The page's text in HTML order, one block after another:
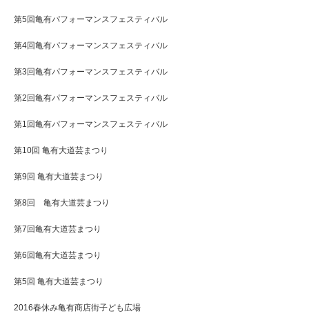
第5回亀有パフォーマンスフェスティバル
第4回亀有パフォーマンスフェスティバル
第3回亀有パフォーマンスフェスティバル
第2回亀有パフォーマンスフェスティバル
第1回亀有パフォーマンスフェスティバル
第10回 亀有大道芸まつり
第9回 亀有大道芸まつり
第8回 亀有大道芸まつり
第7回亀有大道芸まつり
第6回亀有大道芸まつり
第5回 亀有大道芸まつり
2016春休み亀有商店街子ども広場